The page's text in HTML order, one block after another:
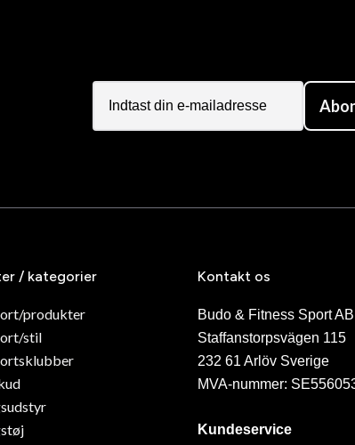
/ kategorier
produkter
stil
Kontakt os
Budo & Fitness Sport AB
Staffanstorpsvägen 115
232 61 Arlöv Sverige
MVA-nummer:
Kundeservice